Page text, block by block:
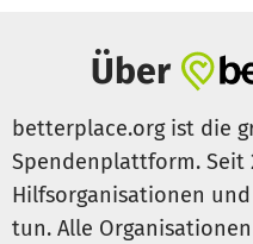
Über
betterplace.org ist die
Spendenplattform. Seit
Hilfsorganisationen
tun. Alle